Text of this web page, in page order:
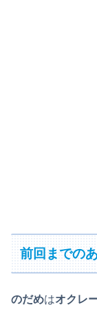
前回までの
のだめはオクレ